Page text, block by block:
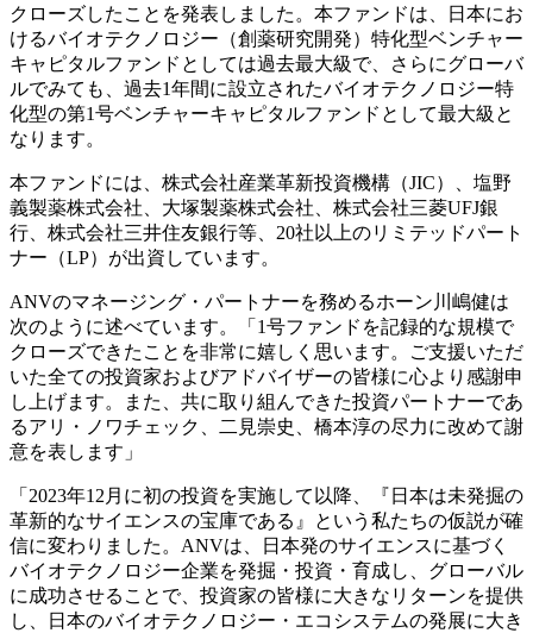
クローズしたことを発表しました。本ファンドは、日本にお
けるバイオテクノロジー（創薬研究開発）特化型ベンチャー
キャピタルファンドとしては過去最大級で、さらにグローバ
ルでみても、過去1年間に設立されたバイオテクノロジー特
化型の第1号ベンチャーキャピタルファンドとして最大級と
なります。
本ファンドには、株式会社産業革新投資機構（JIC）、塩野
義製薬株式会社、大塚製薬株式会社、株式会社三菱UFJ銀
行、株式会社三井住友銀行等、20社以上のリミテッドパート
ナー（LP）が出資しています。
ANVのマネージング・パートナーを務めるホーン川嶋健は
次のように述べています。「1号ファンドを記録的な規模で
クローズできたことを非常に嬉しく思います。ご支援いただ
いた全ての投資家およびアドバイザーの皆様に心より感謝申
し上げます。また、共に取り組んできた投資パートナーであ
るアリ・ノワチェック、二見崇史、橋本淳の尽力に改めて謝
意を表します」
「2023年12月に初の投資を実施して以降、『日本は未発掘の
革新的なサイエンスの宝庫である』という私たちの仮説が確
信に変わりました。ANVは、日本発のサイエンスに基づく
バイオテクノロジー企業を発掘・投資・育成し、グローバル
に成功させることで、投資家の皆様に大きなリターンを提供
し、日本のバイオテクノロジー・エコシステムの発展に大き